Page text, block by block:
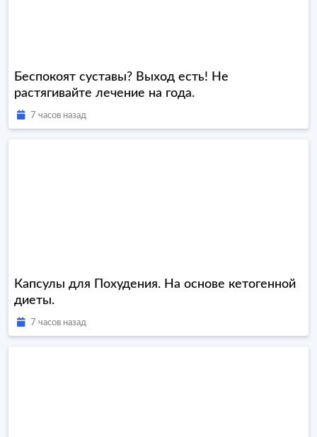
Беспокоят суставы? Выход есть! Не
растягивайте лечение на года.
7 часов назад
Капсулы для Похудения. На основе кетогенной
диеты.
7 часов назад